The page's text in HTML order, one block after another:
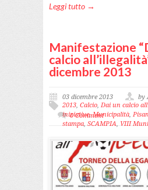
Leggi tutto →
Manifestazione
calcio
dicembre 2013
03 dicembre 2013
by
2013, Calcio, Dai un calcio
iniziative,Municipalità,
stampa, SCAMPIA, VIII
0 Comment